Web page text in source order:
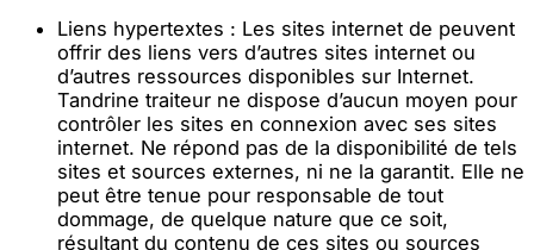
Liens hypertextes : Les sites internet de peuvent
offrir des liens vers d’autres sites internet ou
d’autres ressources disponibles sur Internet.
Tandrine traiteur ne dispose d’aucun moyen pour
contrôler les sites en connexion avec ses sites
internet. Ne répond pas de la disponibilité de tels
sites et sources externes, ni ne la garantit. Elle ne
peut être tenue pour responsable de tout
dommage, de quelque nature que ce soit,
résultant du contenu de ces sites ou sources